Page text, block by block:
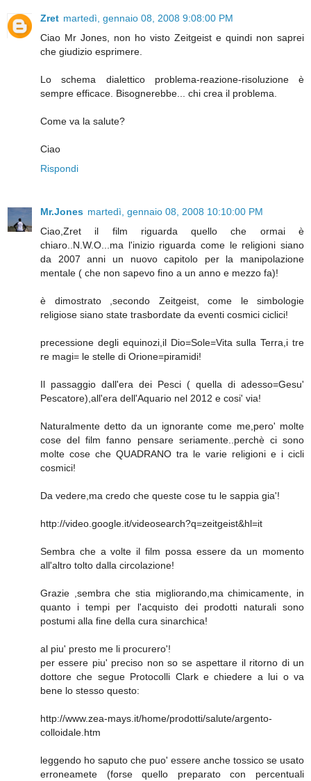
Zret martedì, gennaio 08, 2008 9:08:00 PM
Ciao Mr Jones, non ho visto Zeitgeist e quindi non saprei
che giudizio esprimere.
Lo schema dialettico problema-reazione-risoluzione è
sempre efficace. Bisognerebbe... chi crea il problema.
Come va la salute?
Ciao
Rispondi
Mr.Jones martedì, gennaio 08, 2008 10:10:00 PM
Ciao,Zret il film riguarda quello che ormai è
chiaro..N.W.O...ma l'inizio riguarda come le religioni siano
da 2007 anni un nuovo capitolo per la manipolazione
mentale ( che non sapevo fino a un anno e mezzo fa)!
è dimostrato ,secondo Zeitgeist, come le simbologie
religiose siano state trasbordate da eventi cosmici ciclici!
precessione degli equinozi,il Dio=Sole=Vita sulla Terra,i tre
re magi= le stelle di Orione=piramidi!
Il passaggio dall'era dei Pesci ( quella di adesso=Gesu'
Pescatore),all'era dell'Aquario nel 2012 e cosi' via!
Naturalmente detto da un ignorante come me,pero' molte
cose del film fanno pensare seriamente..perchè ci sono
molte cose che QUADRANO tra le varie religioni e i cicli
cosmici!
Da vedere,ma credo che queste cose tu le sappia gia'!
http://video.google.it/videosearch?q=zeitgeist&hl=it
Sembra che a volte il film possa essere da un momento
all'altro tolto dalla circolazione!
Grazie ,sembra che stia migliorando,ma chimicamente, in
quanto i tempi per l'acquisto dei prodotti naturali sono
postumi alla fine della cura sinarchica!
al piu' presto me li procurero'!
per essere piu' preciso non so se aspettare il ritorno di un
dottore che segue Protocolli Clark e chiedere a lui o va
bene lo stesso questo:
http://www.zea-mays.it/home/prodotti/salute/argento-
colloidale.htm
leggendo ho saputo che puo' essere anche tossico se usato
erroneamete (forse quello preparato con percentuali